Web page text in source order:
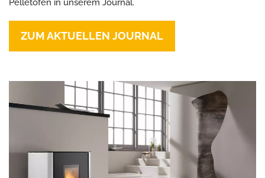
Pelletöfen in unserem Journal.
ZUM AKTUELLEN JOURNAL